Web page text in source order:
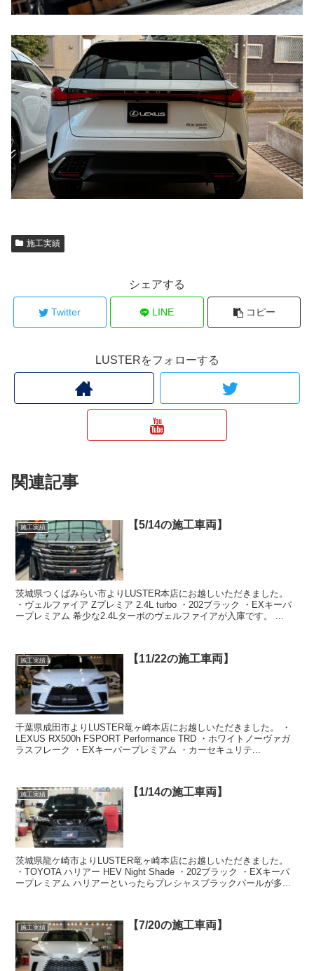
施工実績
シェアする
Twitter LINE コピー
LUSTERをフォローする
関連記事
施工実績 【5/14の施工車両】
茨城県つくばみらい市よりLUSTER本店にお越しいただきました。
・ヴェルファイア Zプレミア 2.4L turbo ・202ブラック ・EXキーパ
ープレミアム 希少な2.4Lターボのヴェルファイアが入庫です。 ...
施工実績 【11/22の施工車両】
千葉県成田市よりLUSTER竜ヶ崎本店にお越しいただきました。 ・
LEXUS RX500h FSPORT Performance TRD ・ホワイトノーヴァガ
ラスフレーク ・EXキーパープレミアム ・カーセキュリテ...
施工実績 【1/14の施工車両】
茨城県龍ケ崎市よりLUSTER竜ヶ崎本店にお越しいただきました。
・TOYOTA ハリアー HEV Night Shade ・202ブラック ・EXキーパ
ープレミアム ハリアーといったらプレシャスブラックパールが多...
施工実績 【7/20の施工車両】